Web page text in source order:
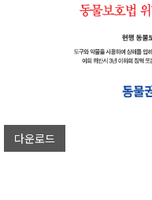
다운로드